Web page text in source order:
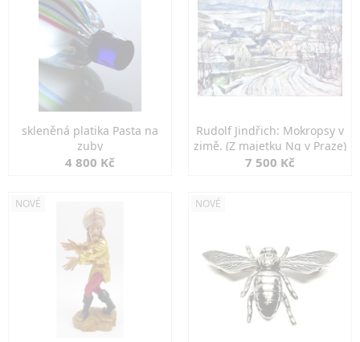
skleněná platika Pasta na
zuby
4 800 Kč
Rudolf Jindřich: Mokropsy v
zimě. (Z majetku Ng v Praze)
7 500 Kč
NOVÉ NOVÉ